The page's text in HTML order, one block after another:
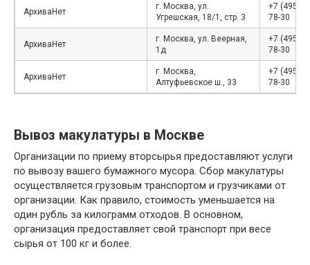
АрхиваНет
г. Москва, ул.
Угрешская, 18/1, стр. 3
+7 (495)
78-30
АрхиваНет
г. Москва, ул. Веерная,
1д
+7 (495)
78-30
АрхиваНет
г. Москва,
Алтуфьевское ш., 33
+7 (495)
78-30
Вывоз макулатуры в Москве
Организации по приему вторсырья предоставляют услуги
по вывозу вашего бумажного мусора. Сбор макулатуры
осуществляется грузовым транспортом и грузчиками от
организации. Как правило, стоимость уменьшается на
один рубль за килограмм отходов. В основном,
организация предоставляет свой транспорт при весе
сырья от 100 кг и более.